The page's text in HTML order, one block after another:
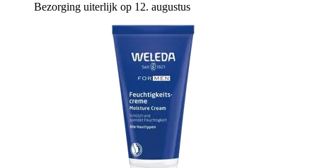
Bezorging uiterlijk op 12. augustus